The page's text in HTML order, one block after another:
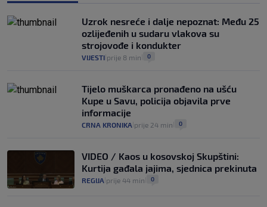
automobilom na Hvar iz Zagreba, a
koliko iz Osijeka
VIJESTI 14
Uzrok nesreće i dalje nepoznat: Među 25
ozlijeđenih u sudaru vlakova su
strojovođe i kondukter
VIJESTI prije 8 min 0
Tijelo muškarca pronađeno na ušću
Kupe u Savu, policija objavila prve
informacije
CRNA KRONIKA prije 24 min 0
VIDEO / Kaos u kosovskoj Skupštini:
Kurtija gađala jajima, sjednica prekinuta
REGIJA prije 44 min 0